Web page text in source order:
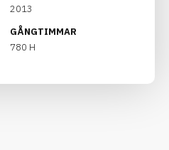
2013
GÅNGTIMMAR
780 H